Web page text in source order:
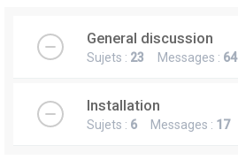
General discussion
Sujets : 23 Messages : 64
Installation
Sujets : 6 Messages : 17